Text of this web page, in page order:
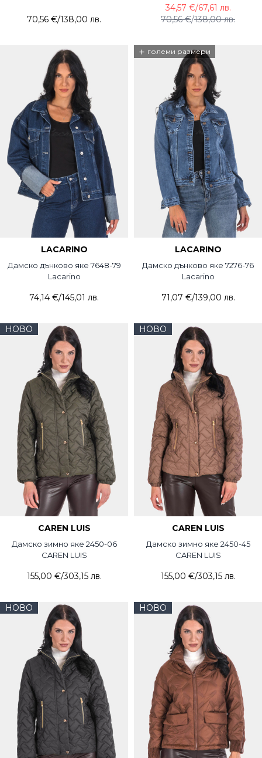
70,56 €/138,00 лв. 70,56 €/138,00 лв.
34,57 €/67,61 лв.
LACARINO
Дамско дънково яке 7648-79
Lacarino
74,14 €/145,01 лв.
+ големи размери
LACARINO
Дамско дънково яке 7276-76
Lacarino
71,07 €/139,00 лв.
НОВО
CAREN LUIS
Дамско зимно яке 2450-06
CAREN LUIS
155,00 €/303,15 лв.
НОВО
CAREN LUIS
Дамско зимно яке 2450-45
CAREN LUIS
155,00 €/303,15 лв.
НОВО НОВО